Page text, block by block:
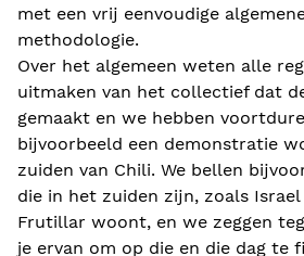
met een vrij eenvoudige
methodologie.
Over het algemeen weten alle
uitmaken van het collectief dat
gemaakt en we hebben
bijvoorbeeld een demonstratie
zuiden van Chili. We bellen
die in het zuiden zijn, zoals
Frutillar woont, en we zeggen
je ervan om op die en die dag te